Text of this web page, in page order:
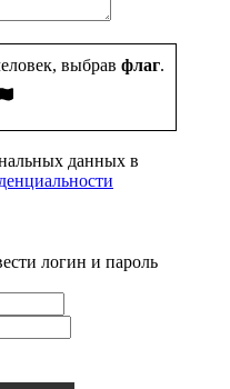
выбрав флаг.
данных в
логин и пароль